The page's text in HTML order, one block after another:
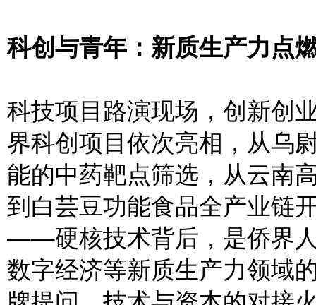
科创与青年：新质生产力点
科技项目路演现场，创新创
界科创项目依次亮相，从乌
能的中药靶点筛选，从云南
到白芸豆功能食品全产业链
——硬核技术背后，是侨界
数字经济等新质生产力领域